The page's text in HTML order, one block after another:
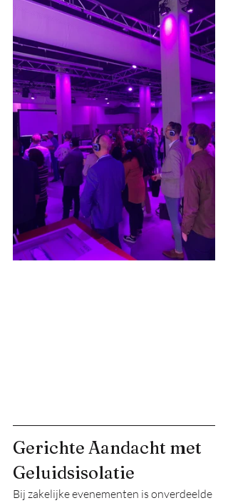
Gerichte Aandacht met
Geluidsisolatie
Bij zakelijke evenementen is onverdeelde